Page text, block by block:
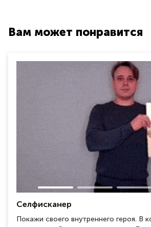
Вам может понравится
Селфисканер
Покажи своего внутреннего героя. В